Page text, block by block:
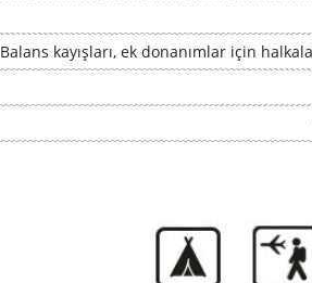
Balans kayışları, ek donanımlar için